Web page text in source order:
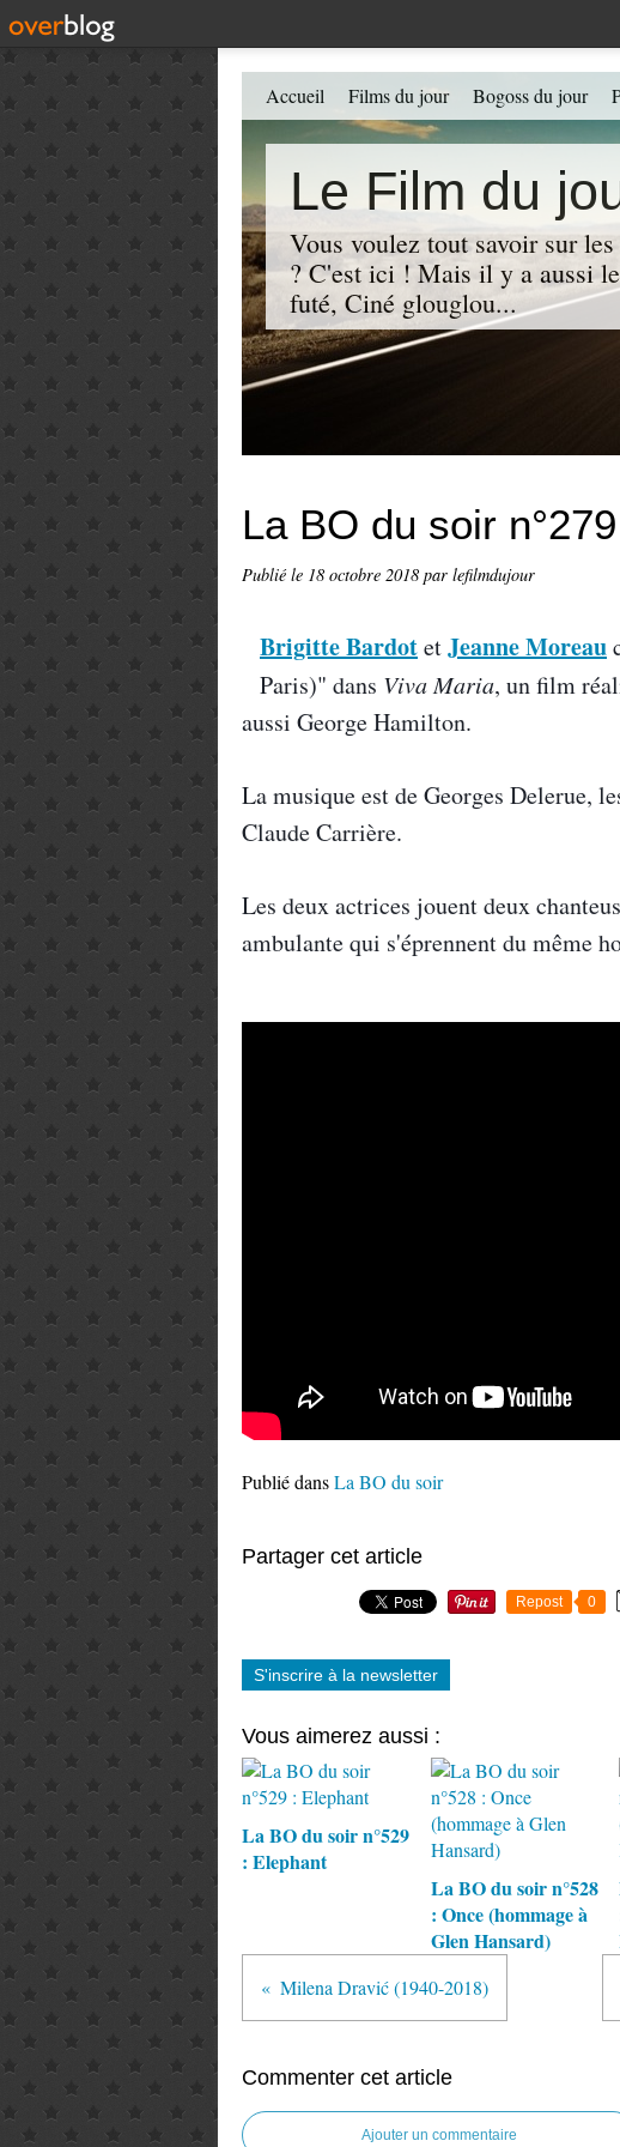
Le Film du
Vous voulez tout savoir sur
? C'est ici ! Mais il y a aussi
futé, Ciné glouglou...
Accueil Films du jour Bogoss du jour
La BO du soir
Publié le 18 octobre 2018 par lefilmdujour
Brigitte BardotetJeanne Moreau
Paris)" dans Viva Maria, un film
aussi George Hamilton.
La musique est de Georges Delerue,
Claude Carrière.
Les deux actrices jouent deux
ambulante qui s'éprennent du même
Publié dansLa BO du soir
Partager cet article
Repost 0
S'inscrire à la newsletter
Vous aimerez aussi :
La BO du soir n°529
: Elephant
La BO du soir n°528
: Once (hommage à
Glen Hansard)
Milena Dravić (1940-2018)
Commenter cet article
Ajouter un commentaire